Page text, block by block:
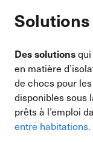
Des solutions
en matière
de chocs pour
disponibles sous
prêts à l’emploi
entre habitations.